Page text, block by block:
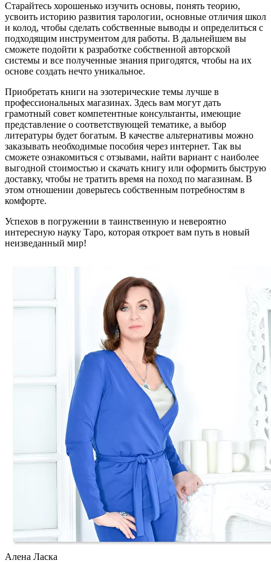
Старайтесь хорошенько изучить основы, понять теорию,
усвоить историю развития тарологии, основные отличия школ
и колод, чтобы сделать собственные выводы и определиться с
подходящим инструментом для работы. В дальнейшем вы
сможете подойти к разработке собственной авторской
системы и все полученные знания пригодятся, чтобы на их
основе создать нечто уникальное.
Приобретать книги на эзотерические темы лучше в
профессиональных магазинах. Здесь вам могут дать
грамотный совет компетентные консультанты, имеющие
представление о соответствующей тематике, а выбор
литературы будет богатым. В качестве альтернативы можно
заказывать необходимые пособия через интернет. Так вы
сможете ознакомиться с отзывами, найти вариант с наиболее
выгодной стоимостью и скачать книгу или оформить быструю
доставку, чтобы не тратить время на поход по магазинам. В
этом отношении доверьтесь собственным потребностям в
комфорте.
Успехов в погружении в таинственную и невероятно
интересную науку Таро, которая откроет вам путь в новый
неизведанный мир!
Алена Ласка